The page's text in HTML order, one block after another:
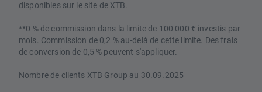
disponibles sur le site de XTB.
**0 % de commission dans la limite de 100 000 € investis par
mois. Commission de 0,2 % au-delà de cette limite. Des frais
de conversion de 0,5 % peuvent s'appliquer.
Nombre de clients XTB Group au 30.09.2025